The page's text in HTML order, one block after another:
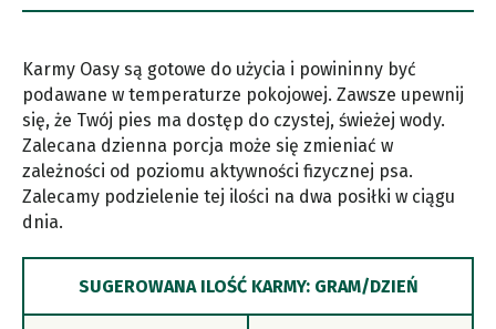
Karmy Oasy są gotowe do użycia i powininny być
podawane w temperaturze pokojowej. Zawsze upewnij
się, że Twój pies ma dostęp do czystej, świeżej wody.
Zalecana dzienna porcja może się zmieniać w
zależności od poziomu aktywności fizycznej psa.
Zalecamy podzielenie tej ilości na dwa posiłki w ciągu
dnia.
SUGEROWANA ILOŚĆ KARMY: GRAM/DZIEŃ